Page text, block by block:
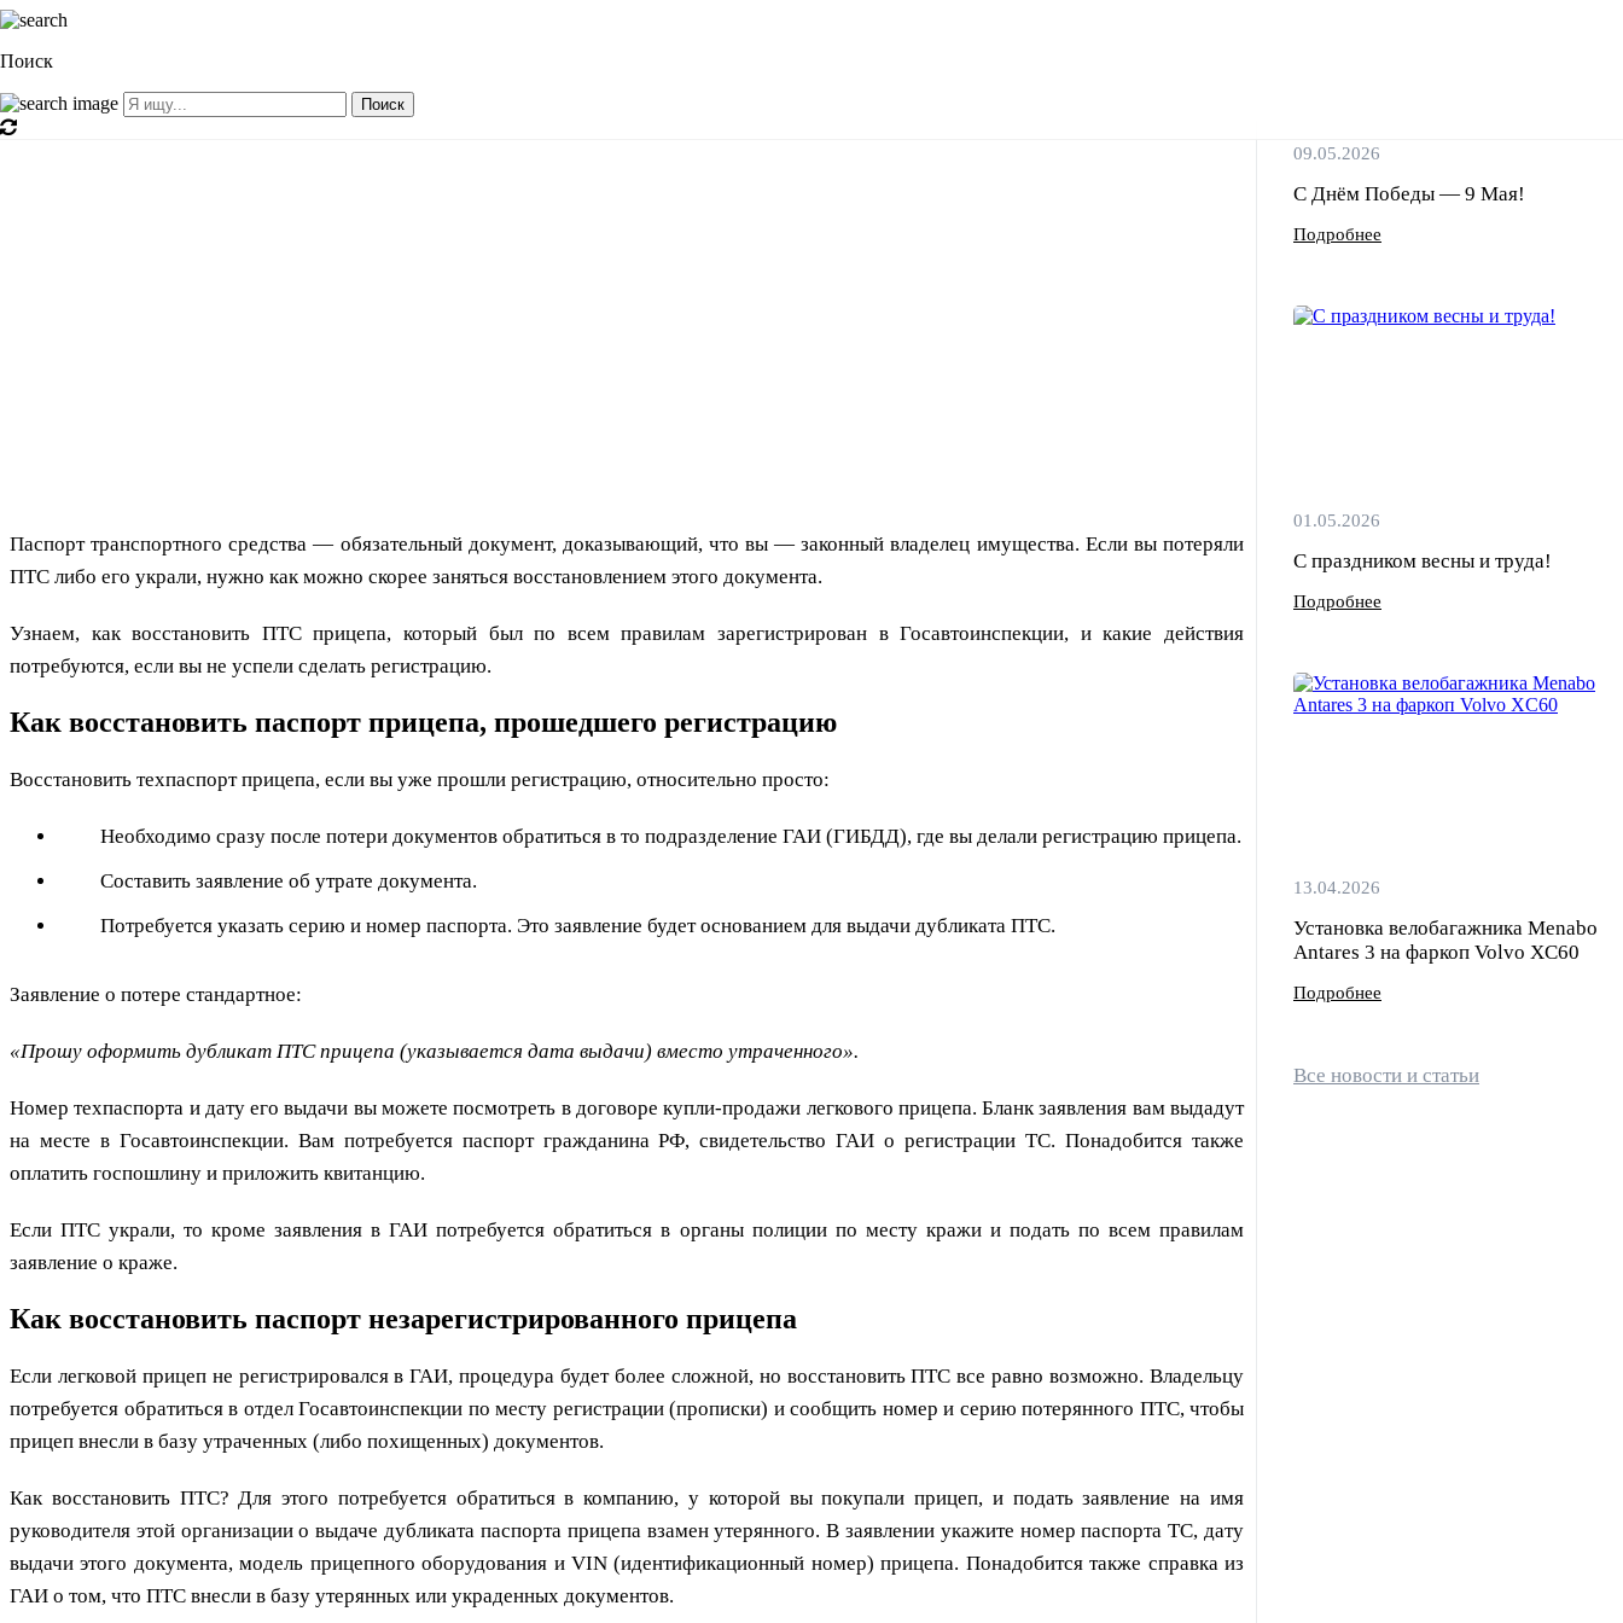
Поиск
Поиск
Паспорт транспортного средства — обязательный документ, доказывающий, что вы — законный владелец имущества. Если вы потеряли
ПТС либо его украли, нужно как можно скорее заняться восстановлением этого документа.
Узнаем, как восстановить ПТС прицепа, который был по всем правилам зарегистрирован в Госавтоинспекции, и какие действия
потребуются, если вы не успели сделать регистрацию.
Как восстановить паспорт прицепа, прошедшего регистрацию
Восстановить техпаспорт прицепа, если вы уже прошли регистрацию, относительно просто:
Необходимо сразу после потери документов обратиться в то подразделение ГАИ (ГИБДД), где вы делали регистрацию прицепа.
Составить заявление об утрате документа.
Потребуется указать серию и номер паспорта. Это заявление будет основанием для выдачи дубликата ПТС.
Заявление о потере стандартное:
«Прошу оформить дубликат ПТС прицепа (указывается дата выдачи) вместо утраченного».
Номер техпаспорта и дату его выдачи вы можете посмотреть в договоре купли-продажи легкового прицепа. Бланк заявления вам выдадут
на месте в Госавтоинспекции. Вам потребуется паспорт гражданина РФ, свидетельство ГАИ о регистрации ТС. Понадобится также
оплатить госпошлину и приложить квитанцию.
Если ПТС украли, то кроме заявления в ГАИ потребуется обратиться в органы полиции по месту кражи и подать по всем правилам
заявление о краже.
Как восстановить паспорт незарегистрированного прицепа
Если легковой прицеп не регистрировался в ГАИ, процедура будет более сложной, но восстановить ПТС все равно возможно. Владельцу
потребуется обратиться в отдел Госавтоинспекции по месту регистрации (прописки) и сообщить номер и серию потерянного ПТС, чтобы
прицеп внесли в базу утраченных (либо похищенных) документов.
Как восстановить ПТС? Для этого потребуется обратиться в компанию, у которой вы покупали прицеп, и подать заявление на имя
руководителя этой организации о выдаче дубликата паспорта прицепа взамен утерянного. В заявлении укажите номер паспорта ТС, дату
выдачи этого документа, модель прицепного оборудования и VIN (идентификационный номер) прицепа. Понадобится также справка из
ГАИ о том, что ПТС внесли в базу утерянных или украденных документов.
09.05.2026
С Днём Победы — 9 Мая!
Подробнее
01.05.2026
С праздником весны и труда!
Подробнее
13.04.2026
Установка велобагажника Menabo
Antares 3 на фаркоп Volvo XC60
Подробнее
Все новости и статьи